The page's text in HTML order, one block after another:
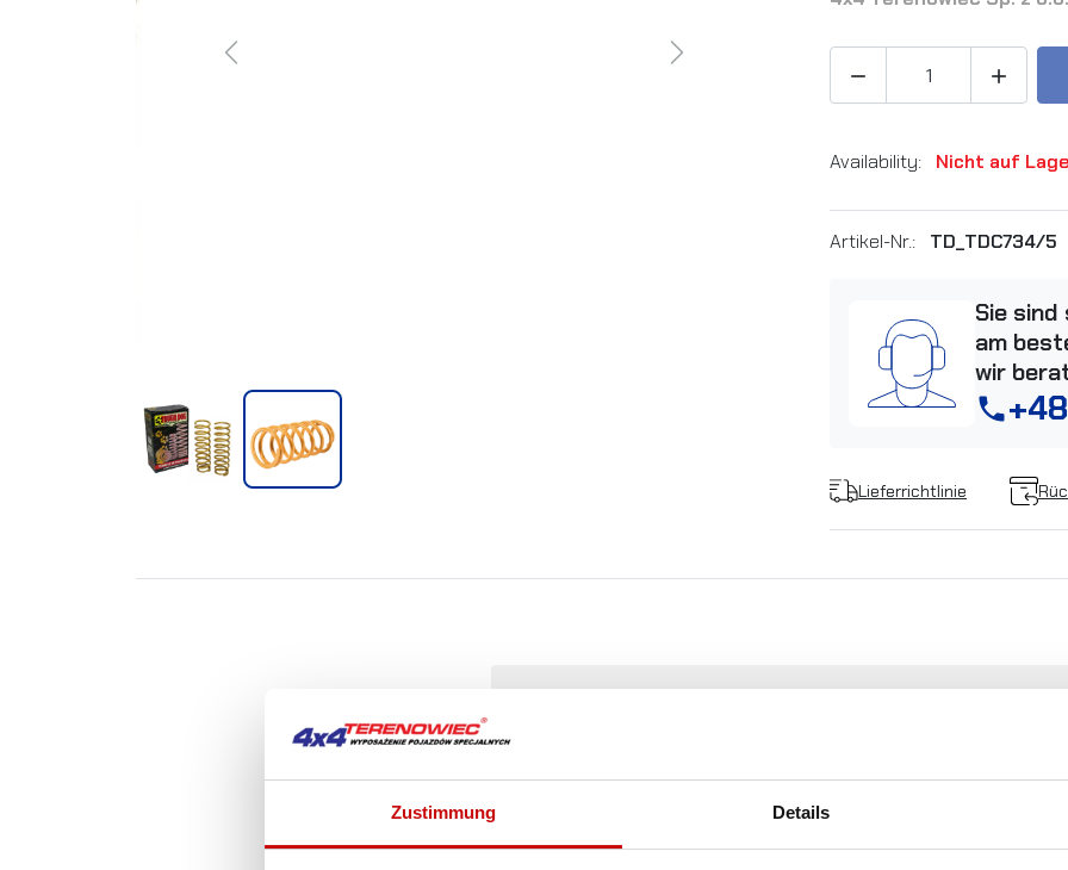
Zustimmung Details
Previous Next
 
Availability: Nicht auf
Artikel-Nr.: TD_TDC734/5
Sie
am
wir
phone
Lieferrichtlinie
VERSAND!
ALLE BESTELLUNGEN IN UNSEREM SHOP WERDEN
IHNEN INNERHALB POLENS KOSTENLOS PER